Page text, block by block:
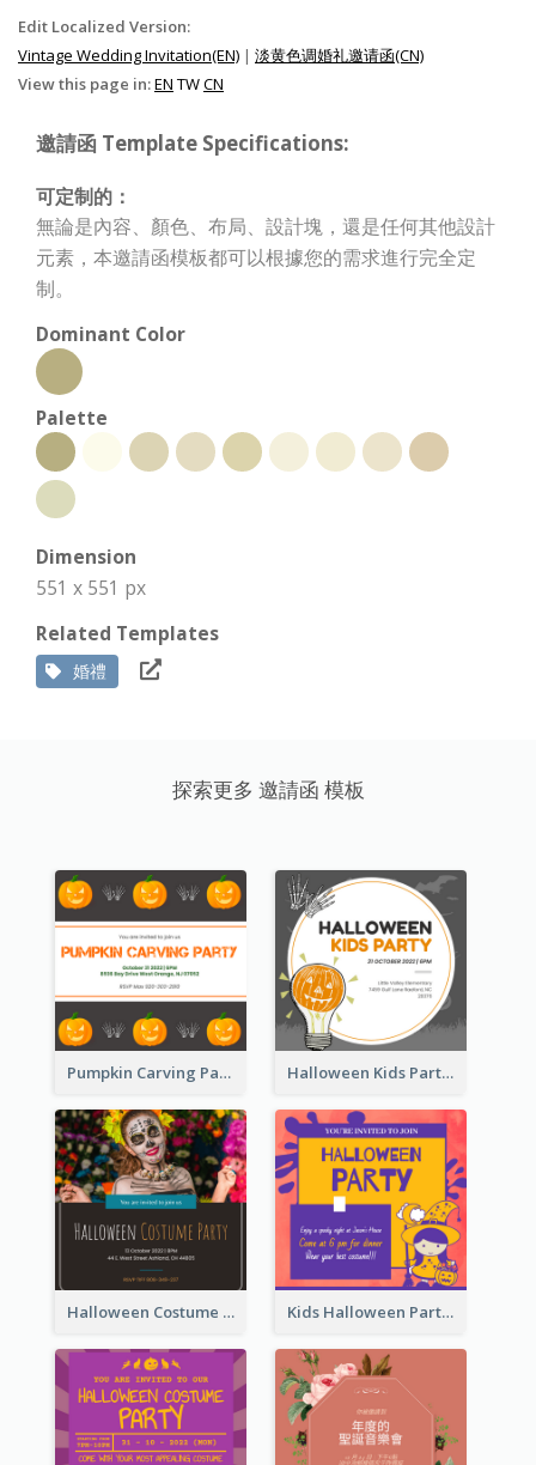
Edit Localized Version:
Vintage Wedding Invitation(EN) | 淡黄色调婚礼邀请函(CN)
View this page in:EN TWCN
邀請函 Template Specifications:
可定制的：
無論是內容、顏色、布局、設計塊，還是任何其他設計
元素，本邀請函模板都可以根據您的需求進行完全定
制。
Dominant Color
Palette
Dimension
551 x 551 px
Related Templates
婚禮
探索更多 邀請函 模板
Pumpkin Carving Party Invitation Halloween Kids Party Invitation
Halloween Costume Party Invitation Kids Halloween Party Invitation